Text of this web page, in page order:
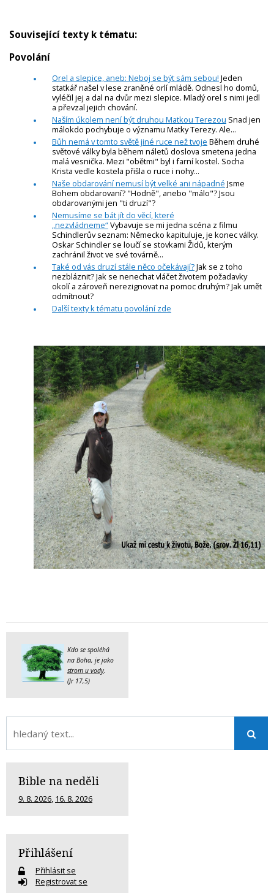
Související texty k tématu:
Povolání
Orel a slepice, aneb: Neboj se být sám sebou! Jeden
statkář našel v lese zraněné orlí mládě. Odnesl ho domů,
vyléčil jej a dal na dvůr mezi slepice. Mladý orel s nimi jedl
a převzal jejich chování.
Naším úkolem není být druhou Matkou Terezou Snad jen
málokdo pochybuje o významu Matky Terezy. Ale...
Bůh nemá v tomto světě jiné ruce než tvoje Během druhé
světové války byla během náletů doslova smetena jedna
malá vesnička. Mezi "obětmi" byl i farní kostel. Socha
Krista vedle kostela přišla o ruce i nohy...
Naše obdarování nemusí být velké ani nápadné Jsme
Bohem obdarovaní? "Hodně", anebo "málo"? Jsou
obdarovanými jen "ti druzí"?
Nemusíme se bát jít do věcí, které
„nezvládneme“Vybavuje se mi jedna scéna z filmu
Schindlerův seznam: Německo kapituluje, je konec války.
Oskar Schindler se loučí se stovkami Židů, kterým
zachránil život ve své továrně...
Také od vás druzí stále něco očekávají?Jak se z toho
nezbláznit? Jak se nenechat vláčet životem požadavky
okolí a zároveň nerezignovat na pomoc druhým? Jak umět
odmítnout?
Další texty k tématu povolání zde
Kdo se spoléhá
na Boha, je jako
strom u vody.
(Jr 17,5)
Bible na neděli
9. 8. 2026, 16. 8. 2026
Přihlášení
Přihlásit se
Registrovat se